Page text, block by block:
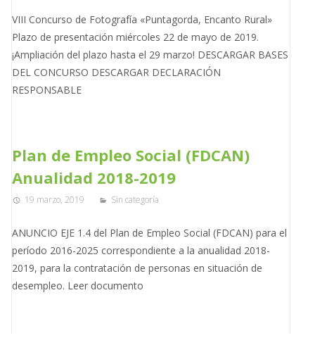
VIII Concurso de Fotografía «Puntagorda, Encanto Rural»
Plazo de presentación miércoles 22 de mayo de 2019.
¡Ampliación del plazo hasta el 29 marzo! DESCARGAR BASES
DEL CONCURSO DESCARGAR DECLARACIÓN
RESPONSABLE
Plan de Empleo Social (FDCAN)
Anualidad 2018-2019
19 marzo, 2019 Sin categoría
ANUNCIO EJE 1.4 del Plan de Empleo Social (FDCAN) para el
período 2016-2025 correspondiente a la anualidad 2018-
2019, para la contratación de personas en situación de
desempleo. Leer documento